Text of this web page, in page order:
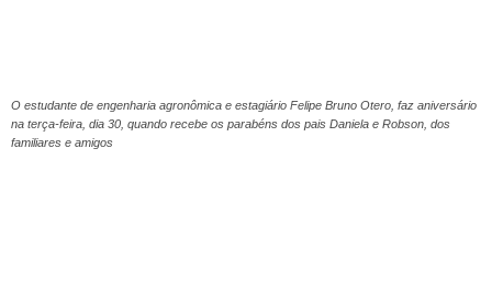
O estudante de engenharia agronômica e estagiário Felipe Bruno Otero, faz aniversário
na terça-feira, dia 30, quando recebe os parabéns dos pais Daniela e Robson, dos
familiares e amigos